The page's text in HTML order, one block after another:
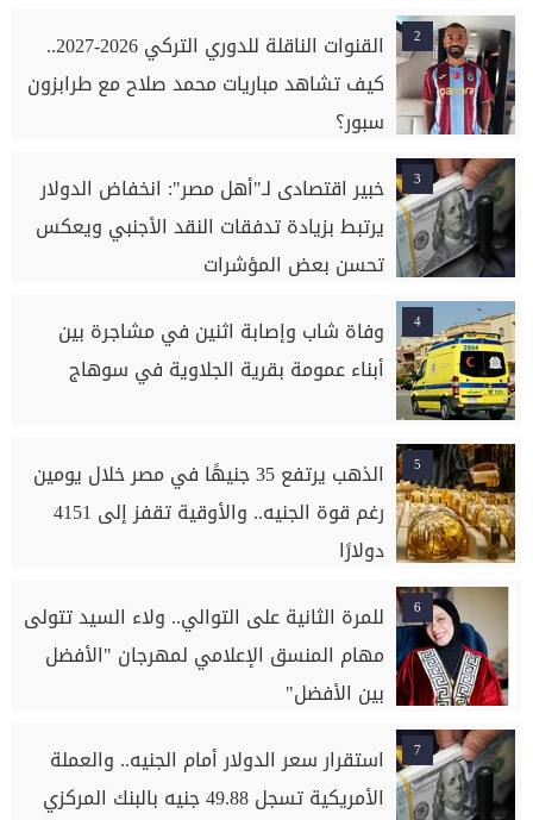
2
القنوات الناقلة للدوري التركي 2026-2027..
كيف تشاهد مباريات محمد صلاح مع طرابزون
سبور؟
3
خبير اقتصادى لـ"أهل مصر": انخفاض الدولار
يرتبط بزيادة تدفقات النقد الأجنبي ويعكس
تحسن بعض المؤشرات
4
وفاة شاب وإصابة اثنين في مشاجرة بين
أبناء عمومة بقرية الجلاوية في سوهاج
5
الذهب يرتفع 35 جنيهًا في مصر خلال يومين
رغم قوة الجنيه.. والأوقية تقفز إلى 4151
دولارًا
6
للمرة الثانية على التوالي.. ولاء السيد تتولى
مهام المنسق الإعلامي لمهرجان "الأفضل
بين الأفضل"
7
استقرار سعر الدولار أمام الجنيه.. والعملة
الأمريكية تسجل 49.88 جنيه بالبنك المركزي